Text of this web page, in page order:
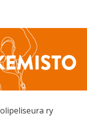
ry